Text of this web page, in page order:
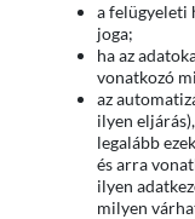
a felügyeleti
joga;
ha az
vonatkozó
az
ilyen
legalább
és arra
ilyen
milyen